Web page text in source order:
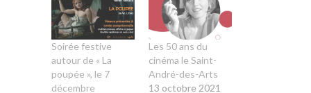
Soirée festive
autour de « La
poupée », le 7
décembre
Les 50 ans du
cinéma le Saint-
André-des-Arts
13 octobre 2021